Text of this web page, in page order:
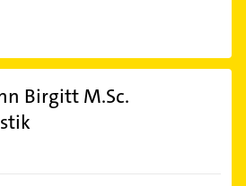
Birgitt M.Sc.